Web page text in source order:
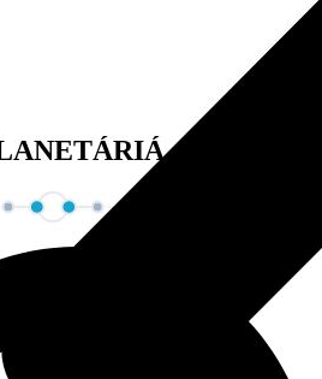
O. Z.